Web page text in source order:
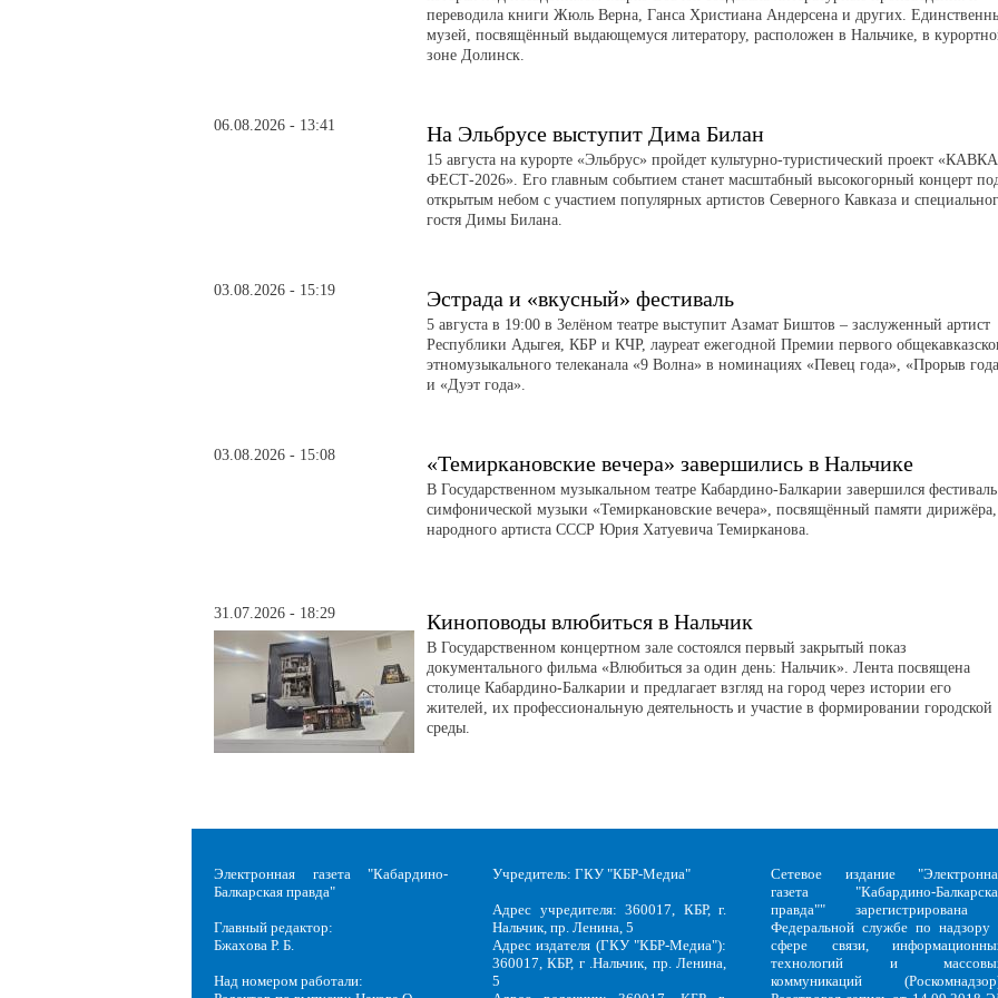
переводила книги Жюль Верна, Ганса Христиана Андерсена и других.
музей, посвящённый выдающемуся литератору, расположен в Нальчике, в
зоне Долинск.
06.08.2026 - 13:41 На Эльбрусе выступит Дима Билан
15 августа на курорте «Эльбрус» пройдет культурно-туристический проект
ФЕСТ-2026». Его главным событием станет масштабный высокогорный концерт
открытым небом с участием популярных артистов Северного Кавказа и
гостя Димы Билана.
03.08.2026 - 15:19 Эстрада и «вкусный» фестиваль
5 августа в 19:00 в Зелёном театре выступит Азамат Биштов – заслуженный артист
Республики Адыгея, КБР и КЧР, лауреат ежегодной Премии первого
этномузыкального телеканала «9 Волна» в номинациях «Певец года», «Прорыв
и «Дуэт года».
03.08.2026 - 15:08 «Темиркановские вечера» завершились в Нальчике
В Государственном музыкальном театре Кабардино-Балкарии завершился фестиваль
симфонической музыки «Темиркановские вечера», посвящённый памяти дирижёра,
народного артиста СССР Юрия Хатуевича Темирканова.
31.07.2026 - 18:29 Киноповоды влюбиться в Нальчик
В Государственном концертном зале состоялся первый закрытый показ
документального фильма «Влюбиться за один день: Нальчик». Лента посвящена
столице Кабардино-Балкарии и предлагает взгляд на город через истории его
жителей, их профессиональную деятельность и участие в формировании городской
среды.
Электронная газета "Кабардино-
Балкарская правда"
Главный редактор:
Бжахова Р. Б.
Над номером работали:
Учредитель: ГКУ "КБР-Медиа"
Адрес учредителя: 360017, КБР, г.
Нальчик, пр. Ленина, 5
Адрес издателя (ГКУ "КБР-Медиа"):
360017, КБР, г .Нальчик, пр. Ленина,
5
Сетевое издание
газета "Кабардино-
правда"" зарегистрирована
Федеральной службе по надзору
сфере связи,
технологий и
коммуникаций